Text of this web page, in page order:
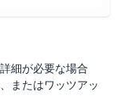
細が必要な場合
またはワッツアッ